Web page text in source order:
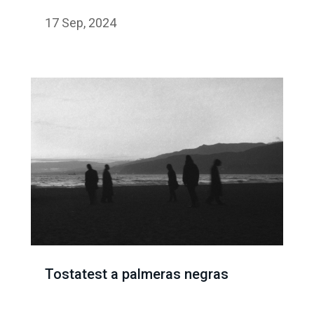
17 Sep, 2024
Tostatest a palmeras negras